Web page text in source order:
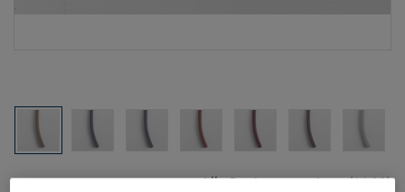
Alle Designs anzeigen (1146)